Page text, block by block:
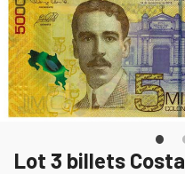
Lot 3 billets